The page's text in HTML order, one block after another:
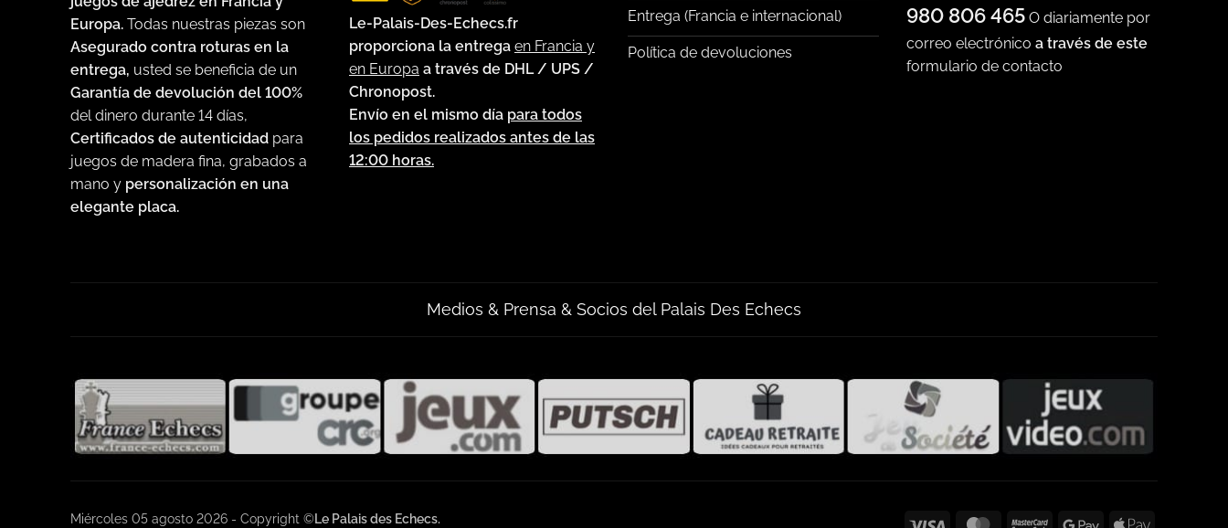
Europa. Todas nuestras piezas son
Asegurado contra roturas en la
entrega, usted se beneficia de un
Garantía de devolución del 100%
del dinero durante 14 días,
Certificados de autenticidad para
juegos de madera fina, grabados a
mano y personalización en una
elegante placa.
Le-Palais-Des-Echecs.fr
proporciona la entrega en Francia y
en Europa a través de DHL / UPS /
Chronopost.
Envío en el mismo día para todos
los pedidos realizados antes de las
12:00 horas.
Entrega (Francia e internacional)
Política de devoluciones
980 806 465 O diariamente por
correo electrónico a través de este
formulario de contacto
Medios & Prensa & Socios del Palais Des Echecs
Visa MasterCardMasterCardGoogle Apple
Miércoles 05 agosto 2026 - Copyright ©Le Palais des Echecs.